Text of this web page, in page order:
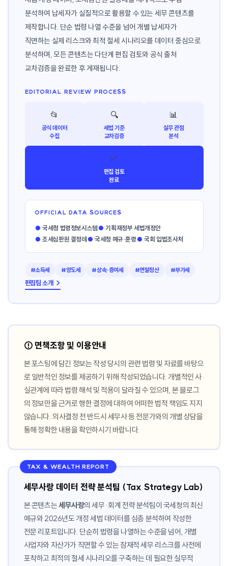
분석하여 납세자가 실질적으로 활용할 수 있는 세무 콘텐츠를
제작합니다. 단순 법령 나열 수준을 넘어 개별 납세자가
직면하는 실제 리스크와 최적 절세 시나리오를 데이터 중심으로
분석하며, 모든 콘텐츠는 다단계 편집 검토와 공식 출처
교차검증을 완료한 후 게재됩니다.
EDITORIAL REVIEW PROCESS
📂
공식 데이터
수집
🔍
세법 기준
교차검증
📊
실무 관점
분석
✅
편집 검토
완료
OFFICIAL DATA SOURCES
● 국세청 법령정보시스템● 기획재정부 세법개정안
● 조세심판원 결정례 ● 국세청 예규·훈령● 국회 입법조사처
#소득세 #양도세 #상속·증여세 #연말정산 #부가세
편집팀 소개 →
⚠️ 면책조항 및 이용안내
본 포스팅에 담긴 정보는 작성 당시의 관련 법령 및 자료를 바탕으
로 일반적인 정보를 제공하기 위해 작성되었습니다. 개별적인 사
실관계에 따라 법령 해석 및 적용이 달라질 수 있으며, 본 블로그
의 정보만을 근거로 행한 결정에 대하여 어떠한 법적 책임도 지지
않습니다. 의사결정 전 반드시 세무사 등 전문가와의 개별 상담을
통해 정확한 내용을 확인하시기 바랍니다.
TAX & WEALTH REPORT
세무사랑 데이터 전략 분석팀 (Tax Strategy Lab)
본 콘텐츠는세무사랑의 세무·회계 전략 분석팀이 국세청의 최신
예규와 2026년도 개정 세법 데이터를 심층 분석하여 작성한
전문 리포트입니다. 단순히 법령을 나열하는 수준을 넘어, 개별
사업자와 자산가가 직면할 수 있는 잠재적 세무 리스크를 사전에
포착하고 최적의 절세 시나리오를 구축하는 데 필요한 실무적